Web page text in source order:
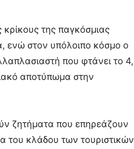
κρίκους της παγκόσμιας
ενώ στον υπόλοιπο κόσμο ο
που φτάνει το 4,
αποτύπωμα στην
ζητήματα που επηρεάζουν
του κλάδου των τουριστικών